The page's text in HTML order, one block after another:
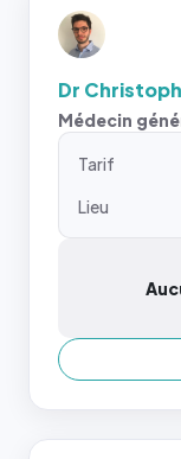
Dr
Médecin
Tarif
Lieu